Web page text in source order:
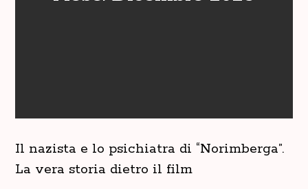
Il nazista e lo psichiatra di “Norimberga”.
La vera storia dietro il film